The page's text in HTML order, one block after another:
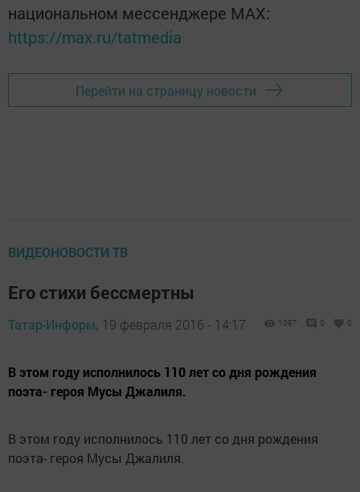
национальном мессенджере MАХ:
https://max.ru/tatmedia
Перейти на страницу новости
ВИДЕОНОВОСТИ ТВ
Его стихи бессмертны
Татар-Информ, 19 февраля 2016 - 14:17 1097 0 0
В этом году исполнилось 110 лет со дня рождения
поэта- героя Мусы Джалиля.
В этом году исполнилось 110 лет со дня рождения
поэта- героя Мусы Джалиля.